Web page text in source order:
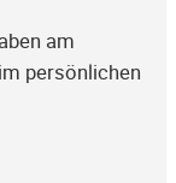
am
persönlichen